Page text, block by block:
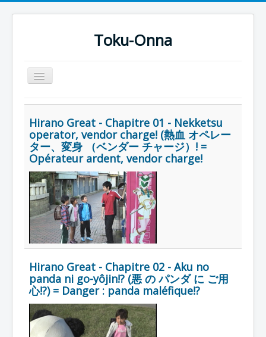
Toku-Onna
Basculer
la
Accueil
Toku-Actrices
Toku-Critiques
Séries
Films
COSAA
Dessins
Artiste Asperger
Lexique
Hirano Great - Chapitre 01 - Nekketsu
operator, vendor charge! (熱血 オペレー
ター、変身 （ベンダー チャージ）! =
Opérateur ardent, vendor charge!
Hirano Great - Chapitre 02 - Aku no
panda ni go-yôjin!? (悪 の パンダ に ご用
心!?) = Danger : panda maléfique!?